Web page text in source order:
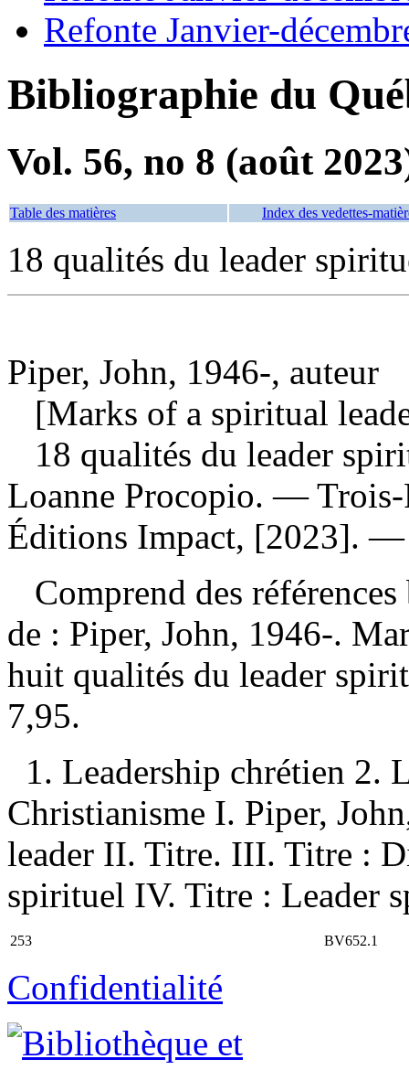
Refonte Janvier-
Bibliographie du
Vol. 56, no 8 (août
Table des matières Index des vedettes-
18 qualités du leader
Piper, John, 1946-, auteur
[Marks of a spiritual
18 qualités du leader
Loanne Procopio. — Trois-
Éditions Impact, [2023]. —
Comprend des
de : Piper, John, 1946-.
huit qualités du leader
7,95.
1. Leadership chrétien
Christianisme I. Piper,
leader II. Titre. III. Titre :
spirituel IV. Titre : Leader
253 BV652.1
Confidentialité